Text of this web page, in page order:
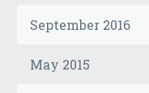
September 2016
May 2015